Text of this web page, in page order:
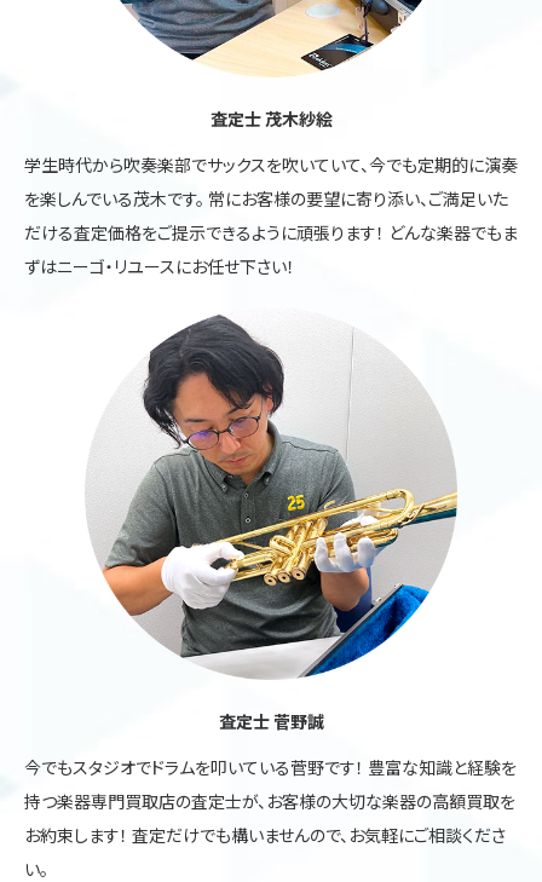
査定士 茂木紗絵
学生時代から吹奏楽部でサックスを吹いていて、今でも定期的に演奏
を楽しんでいる茂木です。 常にお客様の要望に寄り添い、ご満足いた
だける査定価格をご提示できるように頑張ります！ どんな楽器でもま
ずはニーゴ・リユースにお任せ下さい！
査定士 菅野誠
今でもスタジオでドラムを叩いている菅野です！ 豊富な知識と経験を
持つ楽器専門買取店の査定士が、お客様の大切な楽器の高額買取を
お約束します！ 査定だけでも構いませんので、お気軽にご相談くださ
い。